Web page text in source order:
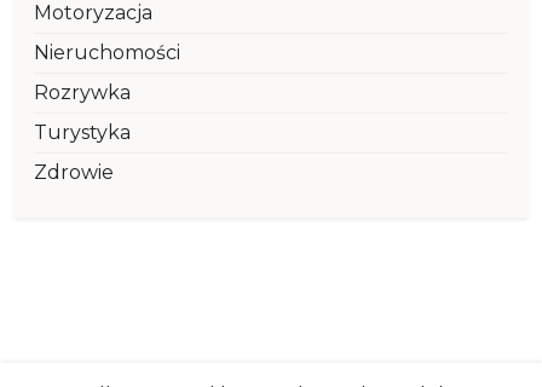
Motoryzacja
Nieruchomości
Rozrywka
Turystyka
Zdrowie